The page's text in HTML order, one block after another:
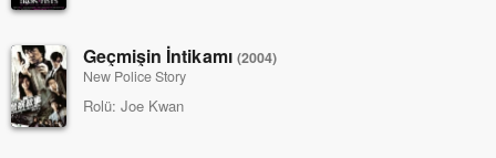
Geçmişin İntikamı (2004)
New Police Story
Rolü: Joe Kwan